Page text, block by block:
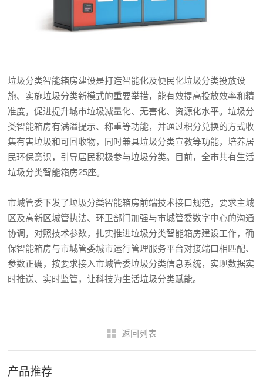
垃圾分类智能箱房建设是打造智能化及便民化垃圾分类投放设
施、实施垃圾分类新模式的重要举措，能有效提高投放效率和精
准度，促进提升城市垃圾减量化、无害化、资源化水平。垃圾分
类智能箱房有满溢提示、称重等功能，并通过积分兑换的方式收
集有害垃圾和可回收物，同时兼具垃圾分类宣教等功能，培养居
民环保意识，引导居民积极参与垃圾分类。目前，全市共有生活
垃圾分类智能箱房25座。
市城管委下发了垃圾分类智能箱房前端技术接口规范，要求主城
区及高新区城管执法、环卫部门加强与市城管委数字中心的沟通
协调，对照技术参数，扎实推进垃圾分类智能箱房建设工作，确
保智能箱房与市城管委城市运行管理服务平台对接端口相匹配、
参数正确，按要求接入市城管委垃圾分类信息系统，实现数据实
时推送、实时监管，让科技为生活垃圾分类赋能。
返回列表
产品推荐